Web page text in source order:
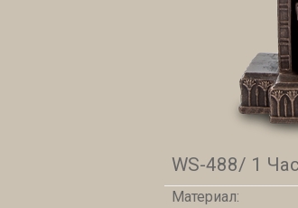
WS-488/ 1
Материал: